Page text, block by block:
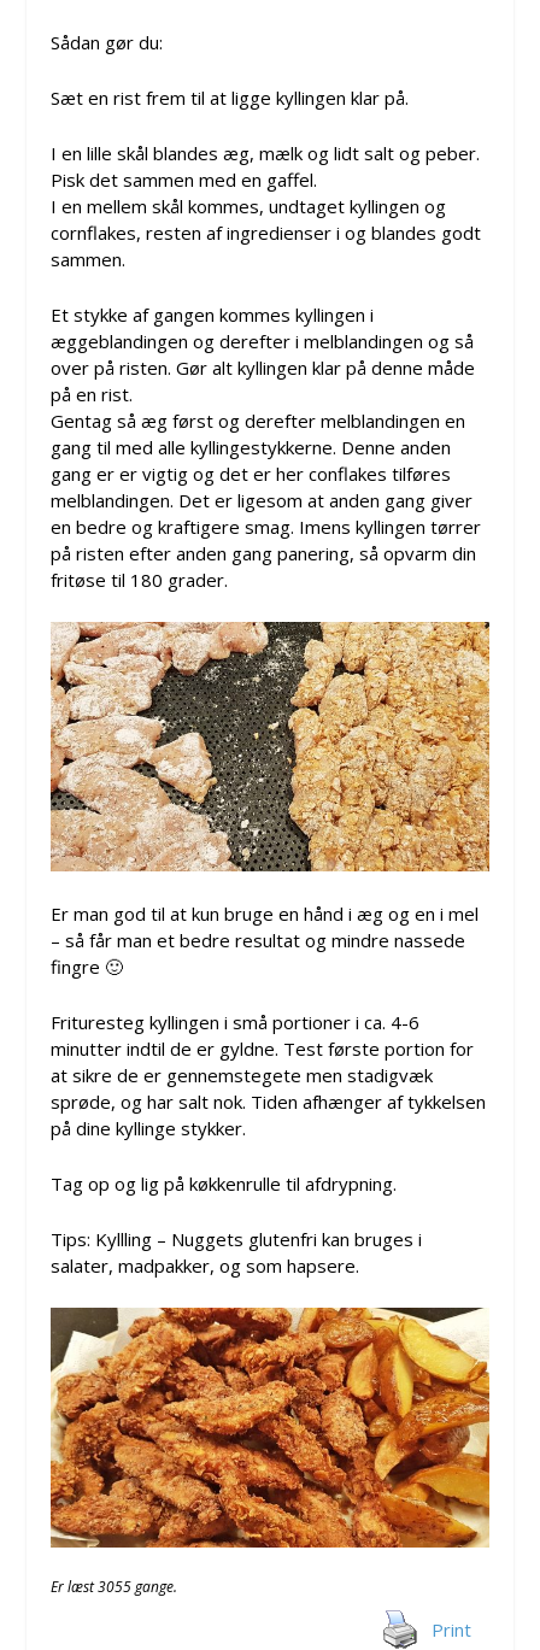
Sådan gør du:
Sæt en rist frem til at ligge kyllingen klar på.
I en lille skål blandes æg, mælk og lidt salt og peber.
Pisk det sammen med en gaffel.
I en mellem skål kommes, undtaget kyllingen og
cornflakes, resten af ingredienser i og blandes godt
sammen.
Et stykke af gangen kommes kyllingen i
æggeblandingen og derefter i melblandingen og så
over på risten. Gør alt kyllingen klar på denne måde
på en rist.
Gentag så æg først og derefter melblandingen en
gang til med alle kyllingestykkerne. Denne anden
gang er er vigtig og det er her conflakes tilføres
melblandingen. Det er ligesom at anden gang giver
en bedre og kraftigere smag. Imens kyllingen tørrer
på risten efter anden gang panering, så opvarm din
fritøse til 180 grader.
Er man god til at kun bruge en hånd i æg og en i mel
– så får man et bedre resultat og mindre nassede
fingre 🙂
Frituresteg kyllingen i små portioner i ca. 4-6
minutter indtil de er gyldne. Test første portion for
at sikre de er gennemstegete men stadigvæk
sprøde, og har salt nok. Tiden afhænger af tykkelsen
på dine kyllinge stykker.
Tag op og lig på køkkenrulle til afdrypning.
Tips: Kyllling – Nuggets glutenfri kan bruges i
salater, madpakker, og som hapsere.
Er læst 3055 gange.
Print